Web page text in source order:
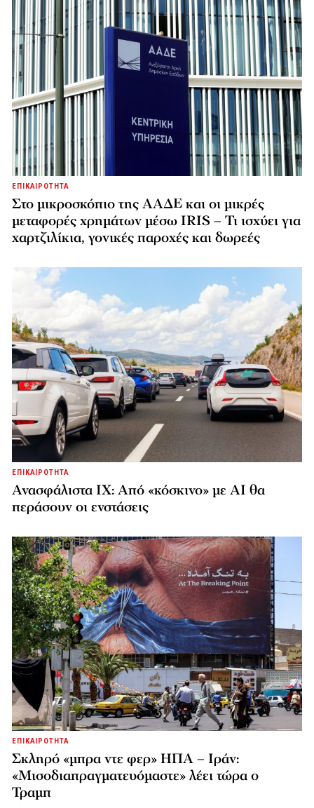
ΕΠΙΚΑΙΡΟΤΗΤΑ
Στο μικροσκόπιο της ΑΑΔΕ και οι μικρές
μεταφορές χρημάτων μέσω IRIS – Τι ισχύει για
χαρτζιλίκια, γονικές παροχές και δωρεές
ΕΠΙΚΑΙΡΟΤΗΤΑ
Ανασφάλιστα ΙΧ: Από «κόσκινο» με AI θα
περάσουν οι ενστάσεις
ΕΠΙΚΑΙΡΟΤΗΤΑ
Σκληρό «μπρα ντε φερ» ΗΠΑ – Ιράν:
«Μισοδιαπραγματευόμαστε» λέει τώρα ο
Τραμπ